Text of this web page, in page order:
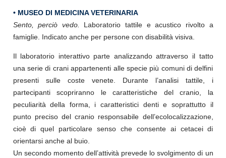
• MUSEO DI MEDICINA VETERINARIA
Sento, perciò vedo.
Laboratorio tattile e acustico rivolto a
famiglie. Indicato anche per persone con disabilità visiva.
Il laboratorio interattivo parte analizzando attraverso il tatto
una serie di crani appartenenti alle specie più comuni di delfini
presenti sulle coste venete. Durante l’analisi tattile, i
partecipanti scopriranno le caratteristiche del cranio, la
peculiarità della forma, i caratteristici denti e soprattutto il
punto preciso del cranio responsabile dell’ecolocalizzazione,
cioè di quel particolare senso che consente ai cetacei di
orientarsi anche al buio.
Un secondo momento dell’attività prevede lo svolgimento di un